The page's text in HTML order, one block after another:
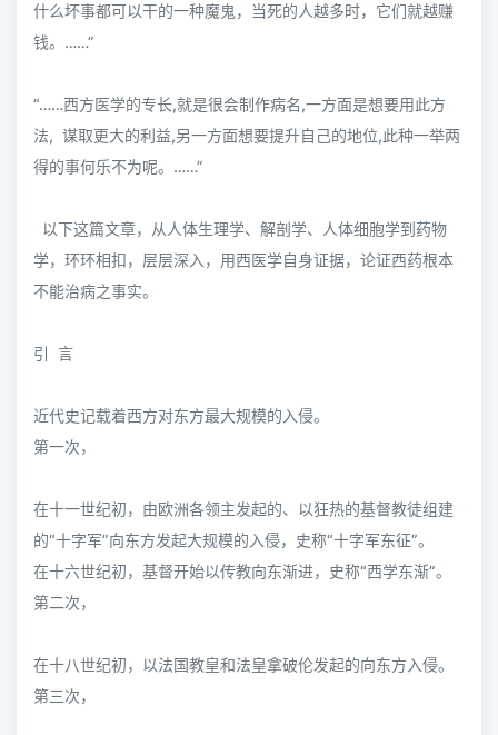
什么坏事都可以干的一种魔鬼，当死的人越多时，它们就越赚
钱。……”
“……西方医学的专长,就是很会制作病名,一方面是想要用此方
法, 谋取更大的利益,另一方面想要提升自己的地位,此种一举两
得的事何乐不为呢。……”
以下这篇文章，从人体生理学、解剖学、人体细胞学到药物
学，环环相扣，层层深入，用西医学自身证据，论证西药根本
不能治病之事实。
引 言
近代史记载着西方对东方最大规模的入侵。
第一次，
在十一世纪初，由欧洲各领主发起的、以狂热的基督教徒组建
的“十字军”向东方发起大规模的入侵，史称“十字军东征”。
在十六世纪初，基督开始以传教向东渐进，史称“西学东渐”。
第二次，
在十八世纪初，以法国教皇和法皇拿破伦发起的向东方入侵。
第三次，